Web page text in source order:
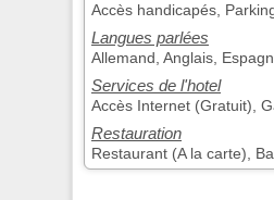
Accès handicapés,
Langues parlées
Allemand, Anglais,
Services de l'hotel
Accès Internet (Gratuit),
Restauration
Restaurant (A la carte),